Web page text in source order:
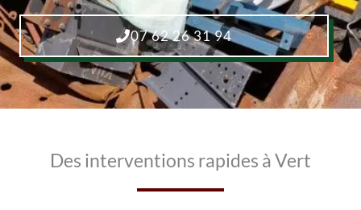
07 62 26 31 94
Des interventions rapides à Vert